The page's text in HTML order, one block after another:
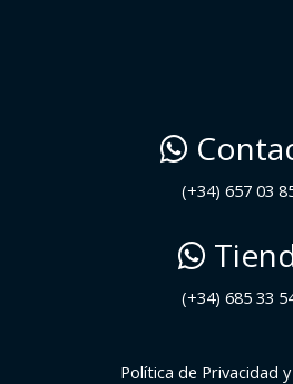
(+34) 657 03
(+34) 685 33
Política de Privacidad